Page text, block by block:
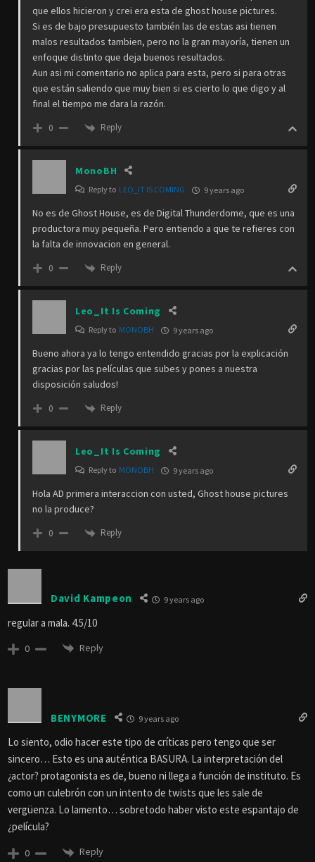
que ellos hicieron y crei era esta de ghost house pictures.
Si es de bajo presupuesto también las de estas asi tienen
malos resultados tambien, pero no la gran mayoría, tienen un
enfoque distinto que deja buenos resultados.
Aun asi mi comentario no aplica para esta, pero si para otras
que están saliendo que muy bien si es cierto lo que digo y al
final el tiempo me dara la razón.
0 Reply
MonoBH
Reply to LEO_IT IS COMING 9 years ago
No es de Ghost House, es de Digital Thunderdome, que es una
productora muy pequeña. Pero entiendo a que te refieres con
la falta de innovacion en general.
0 Reply
Leo_It Is Coming
Reply to MONOBH 9 years ago
Bueno ahora ya lo tengo entendido gracias por la explicación
gracias por las películas que subes y pones a nuestra
disposición saludos!
0 Reply
Leo_It Is Coming
Reply to MONOBH 9 years ago
Hola AD primera interaccion con usted, Ghost house pictures
no la produce?
0 Reply
David Kampeon 9 years ago
regular a mala. 4.5/10
0 Reply
BENYMORE 9 years ago
Lo siento, odio hacer este tipo de críticas pero tengo que ser
sincero… Esto es una auténtica BASURA. La interpretación del
¿actor? protagonista es de, bueno ni llega a función de instituto. Es
como un culebrón con un intento de twists que les sale de
vergüenza. Lo lamento… sobretodo haber visto este espantajo de
¿película?
0 Reply